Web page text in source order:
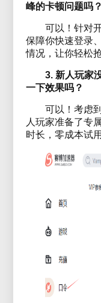
峰的卡顿问题吗？
可以！针对
保障你快速登录
情况，让你轻松
3. 新人玩家
一下效果吗？
可以！考虑
人玩家准备了专
时长，零成本试用